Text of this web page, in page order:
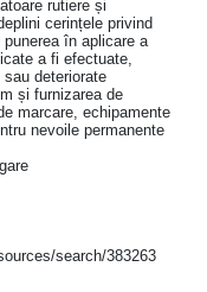
rutiere și
cerințele privind
în aplicare a
a fi efectuate,
deteriorate
și furnizarea de
marcare, echipamente
nevoile permanente
search/383263